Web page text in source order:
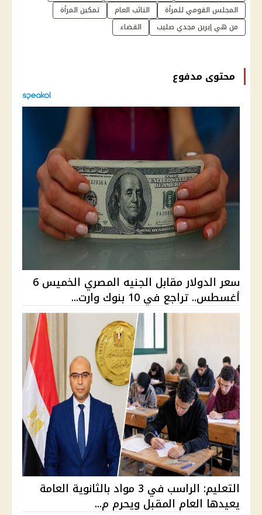
المجلس القومي للمرأة
النائب العام
تمكين المرأة
من هي إيرين مجدي صليب
القضاء
محتوى مدفوع
سعر الدولار مقابل الجنيه المصري الخميس 6
أغسطس.. تراجع في 10 بنوك وارت...
التعليم: الراسب في 3 مواد بالثانوية العامة
يعيدها العام المقبل ويحرم م...